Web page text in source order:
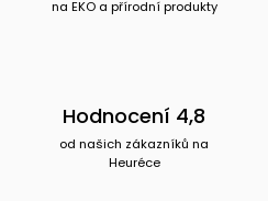
na EKO a přírodní produkty
Hodnocení 4,8
od našich zákazníků na
Heuréce